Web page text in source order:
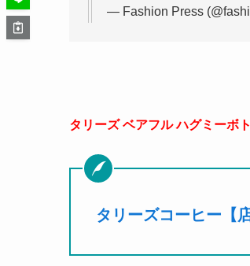
— Fashion Press
タリーズ ベアフル ハグミーボ
タリーズコーヒー【